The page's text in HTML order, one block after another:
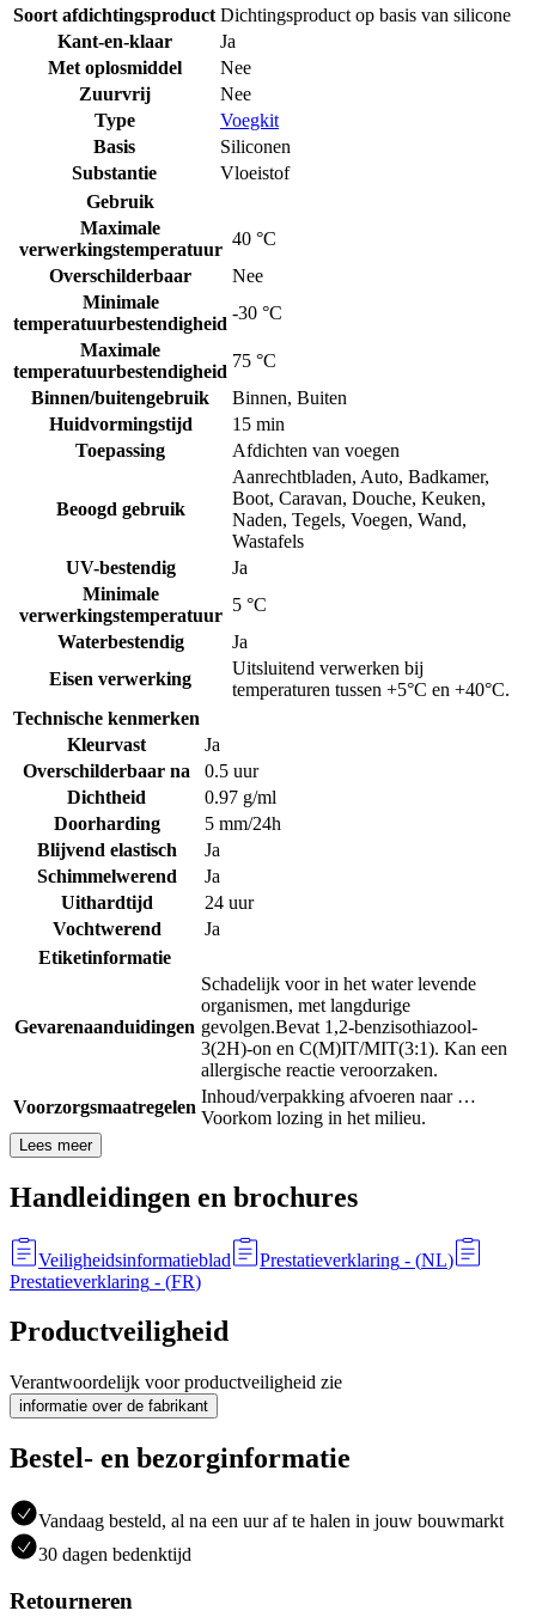
Soort afdichtingsproduct Dichtingsproduct op basis van silicone
Kant-en-klaar
Ja
Met oplosmiddel
Nee
Zuurvrij
Nee
Type
Voegkit
Basis
Siliconen
Substantie
Vloeistof
Gebruik
Maximale
verwerkingstemperatuur
40 °C
Overschilderbaar
Nee
Minimale
temperatuurbestendigheid
-30 °C
Maximale
temperatuurbestendigheid
75 °C
Binnen/buitengebruik
Binnen, Buiten
Huidvormingstijd
15 min
Toepassing
Afdichten van voegen
Beoogd gebruik
Aanrechtbladen, Auto, Badkamer,
Boot, Caravan, Douche, Keuken,
Naden, Tegels, Voegen, Wand,
Wastafels
UV-bestendig
Ja
Minimale
verwerkingstemperatuur
5 °C
Waterbestendig
Ja
Eisen verwerking
Uitsluitend verwerken bij
temperaturen tussen +5°C en +40°C.
Technische kenmerken
Kleurvast
Ja
Overschilderbaar na
0.5 uur
Dichtheid
0.97 g/ml
Doorharding
5 mm/24h
Blijvend elastisch
Ja
Schimmelwerend
Ja
Uithardtijd
24 uur
Vochtwerend
Ja
Etiketinformatie
Gevarenaanduidingen
Schadelijk voor in het water levende
organismen, met langdurige
gevolgen.Bevat 1,2-benzisothiazool-
3(2H)-on en C(M)IT/MIT(3:1). Kan een
allergische reactie veroorzaken.
Voorzorgsmaatregelen
Inhoud/verpakking afvoeren naar …
Voorkom lozing in het milieu.
Lees meer
Handleidingen en brochures
Veiligheidsinformatieblad Prestatieverklaring - (NL)
Prestatieverklaring - (FR)
Productveiligheid
Verantwoordelijk voor productveiligheid zie
informatie over de fabrikant
Bestel- en bezorginformatie
Vandaag besteld, al na een uur af te halen in jouw bouwmarkt
30 dagen bedenktijd
Retourneren